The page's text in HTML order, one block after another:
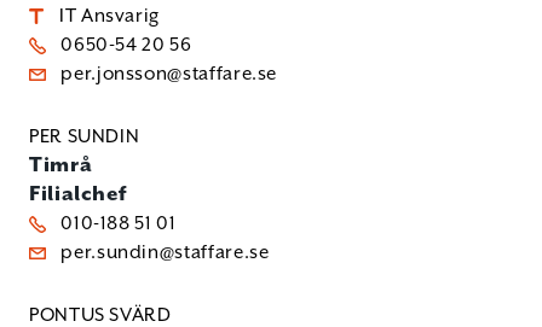
IT Ansvarig
0650-54 20 56
per.jonsson@staffare.se
PER SUNDIN
Timrå
Filialchef
010-188 51 01
per.sundin@staffare.se
PONTUS SVÄRD